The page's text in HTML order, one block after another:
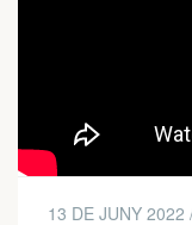
13 DE JUNY 2022